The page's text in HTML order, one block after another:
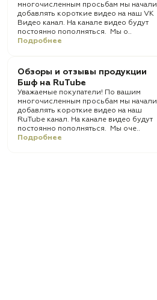
многочисленным просьбам мы начали
добавлять короткие видео на наш VK
Видео канал. На канале видео будут
постоянно пополняться. Мы о..
Подробнее
Обзоры и отзывы продукции
Бшф на RuTube
Уважаемые покупатели! По вашим
многочисленным просьбам мы начали
добавлять короткие видео на наш
RuTube канал. На канале видео будут
постоянно пополняться. Мы оче..
Подробнее